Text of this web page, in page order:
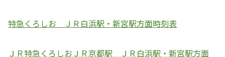
特急くろしお ＪＲ白浜駅・新宮駅方面時刻表
ＪＲ特急くろしおＪＲ京都駅 ＪＲ白浜駅・新宮駅方面